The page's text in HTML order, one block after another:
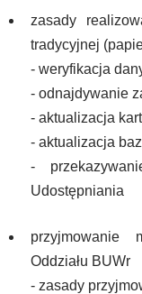
zasady
tradycyjnej
- weryfikacja
- odnajdywanie
- aktualizacja
- aktualizacja
-
Udostępniania
przyjmowanie
Oddziału BUWr
- zasady